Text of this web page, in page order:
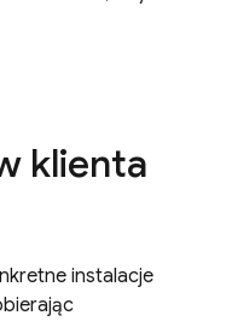
klienta
instalacje